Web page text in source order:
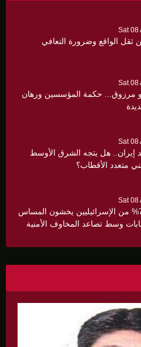
Sat 08
ثقل الواقع وضرورة التعافي
Sat 08
مرزوق... حكمة المؤسسين ورهان
Sat 08
إيران.. هل يتجه الشرق الأوسط
متعدد الأقطاب؟
Sat 08
استطلاع: 70% من الإسرائيليين يخشون المساس
وسط تصاعد المخاوف الأمنية